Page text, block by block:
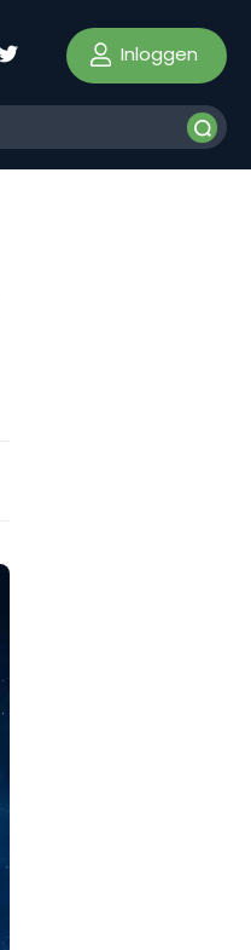
Inloggen